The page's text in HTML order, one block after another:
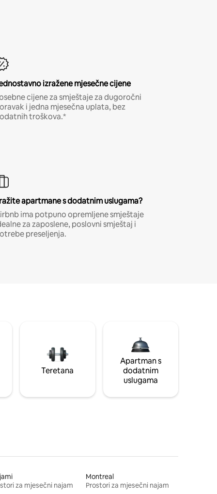
izražene mjesečne cijene
cijene za smještaje za dugoročni
i jedna mjesečna uplata, bez
troškova.*
apartmane s dodatnim uslugama?
ima potpuno opremljene smještaje
za zaposlene, poslovni smještaj i
preseljenja.
Teretana
Apartman s
dodatnim
uslugama
za mjesečni najam
Montreal
Prostori za mjesečni najam